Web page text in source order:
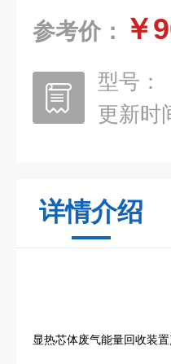
参考价： ￥
型号：
更新时
详情介绍
显热芯体废气能量回收装